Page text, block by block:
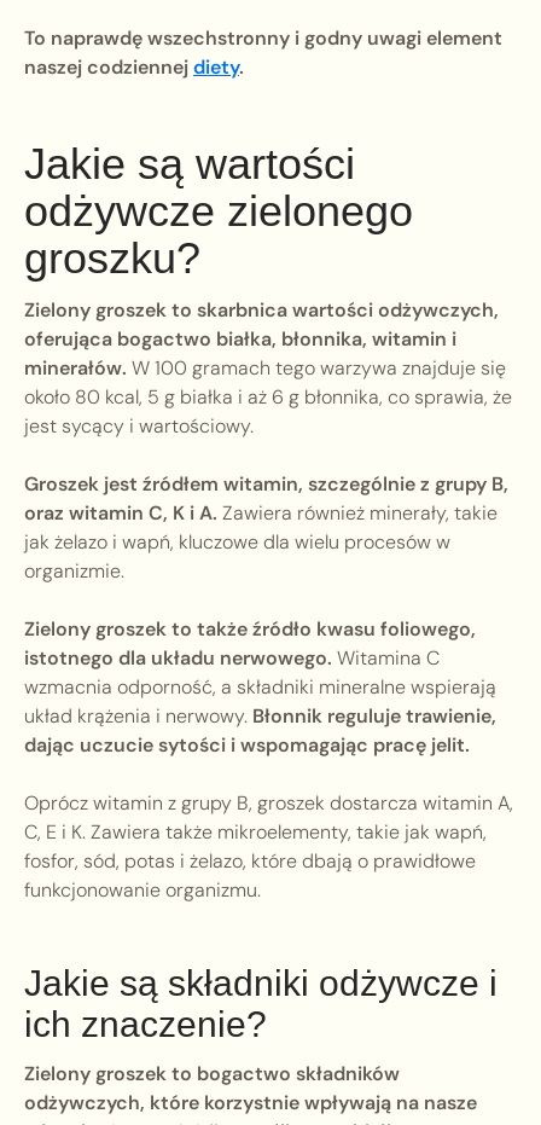
To naprawdę wszechstronny i godny uwagi element
naszej codziennejdiety.
Jakie są wartości
odżywcze zielonego
groszku?
Zielony groszek to skarbnica wartości odżywczych,
oferująca bogactwo białka, błonnika, witamin i
minerałów. W 100 gramach tego warzywa znajduje się
około 80 kcal, 5 g białka i aż 6 g błonnika, co sprawia, że
jest sycący i wartościowy.
Groszek jest źródłem witamin, szczególnie z grupy B,
oraz witamin C, K i A. Zawiera również minerały, takie
jak żelazo i wapń, kluczowe dla wielu procesów w
organizmie.
Zielony groszek to także źródło kwasu foliowego,
istotnego dla układu nerwowego. Witamina C
wzmacnia odporność, a składniki mineralne wspierają
układ krążenia i nerwowy. Błonnik reguluje trawienie,
dając uczucie sytości i wspomagając pracę jelit.
Oprócz witamin z grupy B, groszek dostarcza witamin A,
C, E i K. Zawiera także mikroelementy, takie jak wapń,
fosfor, sód, potas i żelazo, które dbają o prawidłowe
funkcjonowanie organizmu.
Jakie są składniki odżywcze i
ich znaczenie?
Zielony groszek to bogactwo składników
odżywczych, które korzystnie wpływają na nasze